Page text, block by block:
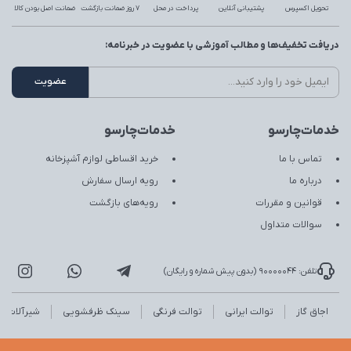
تحویل اکسپرس پشتیبانی آنلاین پرداخت در محل 7 روز ضمانت بازگشت ضمانت اصل بودن کالا
خدمات‌چارسو
تماس با ما
درباره ما
قوانین و مقررات
سوالات متداول
خدمات‌چارسو
خرید اقساطی لوازم آشپزخانه
رویه ارسال سفارش
رویه‌های بازگشت
دریافت تخفیف‌ها و مطالب آموزشی با عضویت در خبرنامه:
تلفن: 90000044 (بدون پیش شماره و رایگان)
اجاق گاز توالت ایرانی توالت فرنگی سینک ظرفشویی شیرآلات